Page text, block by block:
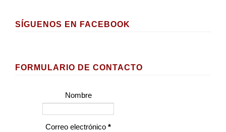
SÍGUENOS EN FACEBOOK
FORMULARIO DE CONTACTO
Nombre
Correo electrónico *